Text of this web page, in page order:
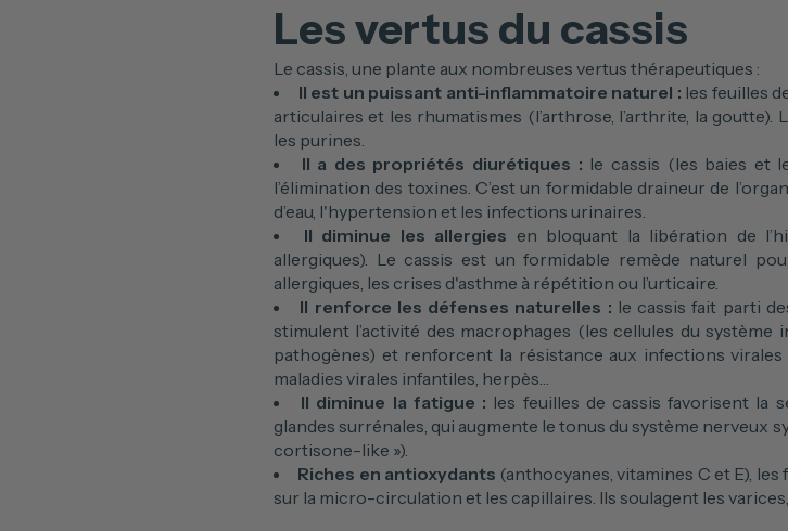
Les vertus du cassis
Le cassis, une plante aux nombreuses vertus thérapeutiques :
Il est un puissant anti-inflammatoire naturel : les feuilles
articulaires et les rhumatismes (l’arthrose, l’arthrite, la
les purines.
Il a des propriétés diurétiques : le cassis (les baies et
l’élimination des toxines. C’est un formidable draineur de
d’eau, l'hypertension et les infections urinaires.
Il diminue les allergies en bloquant la libération de
allergiques). Le cassis est un formidable remède naturel
allergiques, les crises d'asthme à répétition ou l’urticaire.
Il renforce les défenses naturelles : le cassis fait parti
stimulent l’activité des macrophages (les cellules du
pathogènes) et renforcent la résistance aux infections
maladies virales infantiles, herpès…
Il diminue la fatigue : les feuilles de cassis favorisent la
glandes surrénales, qui augmente le tonus du système nerveux
cortisone-like »).
Riches en antioxydants (anthocyanes, vitamines C et E),
sur la micro-circulation et les capillaires. Ils soulagent les